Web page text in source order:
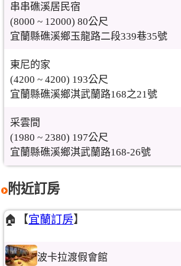
串串礁溪居民宿
(8000 ~ 12000) 80公尺
宜蘭縣礁溪鄉玉龍路二段339巷35號
東尼的家
(4200 ~ 4200) 193公尺
宜蘭縣礁溪鄉淇武蘭路168之21號
采雲間
(1980 ~ 2380) 197公尺
宜蘭縣礁溪鄉淇武蘭路168-26號
附近訂房
🏠【宜蘭訂房】
波卡拉渡假會館